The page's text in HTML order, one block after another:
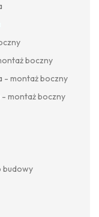
boczny
- montaż boczny
montaż boczny
budowy